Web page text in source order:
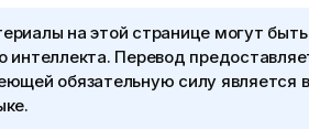
на этой странице могут
интеллекта. Перевод
обязательную силу является